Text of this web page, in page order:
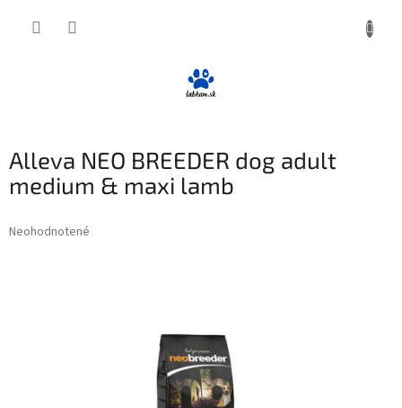
Alleva NEO BREEDER dog adult
medium & maxi lamb
Priemerné
Neohodnotené